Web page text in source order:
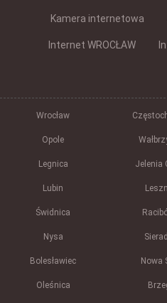
Kamera internetowa
Internet WROCŁAW
Wrocław
Opole
Legnica Jelenia
Lubin
Świdnica
Nysa
Bolesławiec Nowa
Oleśnica